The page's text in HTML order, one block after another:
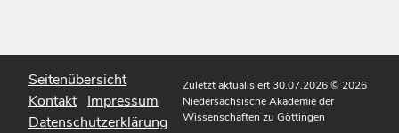
Seitenübersicht
Kontakt Impressum
Datenschutzerklärung
Zuletzt aktualisiert 30.07.2026© 2026
Niedersächsische Akademie der
Wissenschaften zu Göttingen